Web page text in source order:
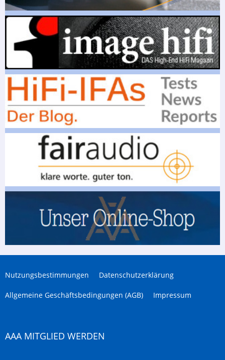
Nutzungsbestimmungen Datenschutzerklärung
Allgemeine Geschäftsbedingungen (AGB) Impressum
AAA MITGLIED WERDEN